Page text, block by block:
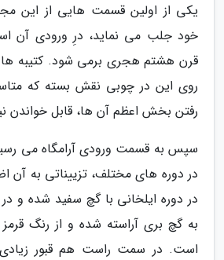
یکی از اولین قسمت هایی از این
خود جلب می نماید، درِ ورودی آن
قرن هشتم هجری برمی شود. کتیبه
روی این در چوبی نقش بسته که
رفتن بخش اعظم آن ها، قابل خواندن
سپس به قسمت ورودی آرامگاه می
در دوره های مختلف، تزییناتی به آن
در دوره ایلخانی با گچ سفید شده و
به گچ بری آراسته شده و از رنگ
است. در سمت راست هم قبور زیادی